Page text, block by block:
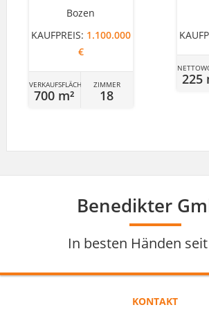
Bozen
KAUFPREIS: 1.100.000
€
VERKAUFSFLÄCHE
700 m²
ZIMMER
18
225
Benedikter
In besten Händen seit
KONTAKT